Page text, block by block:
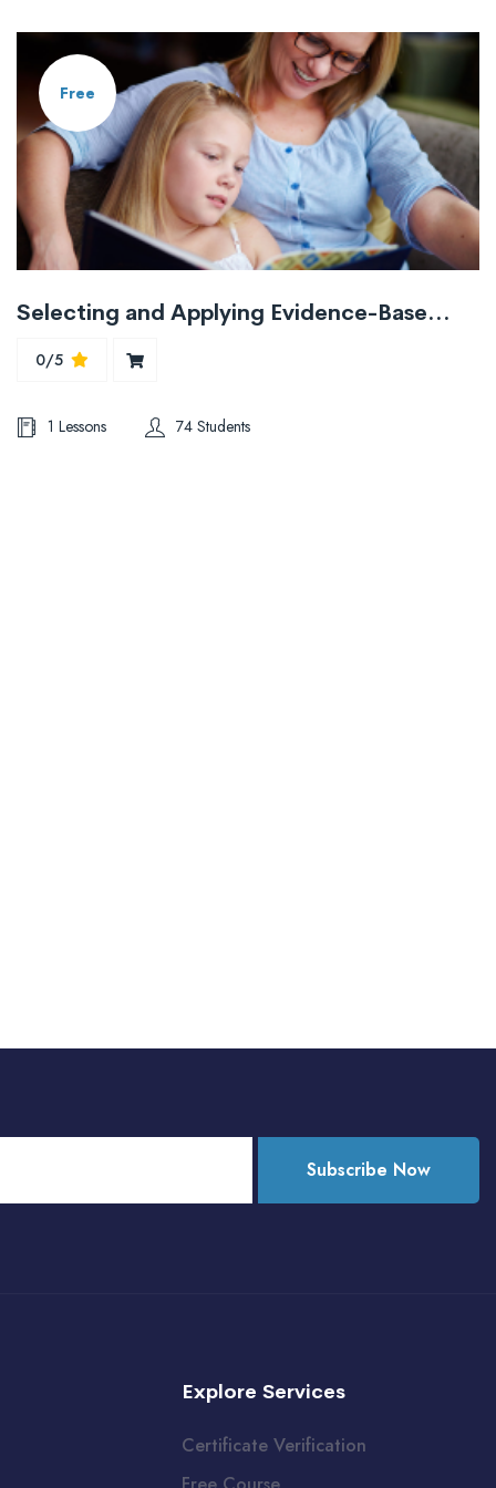
Free
Selecting and Applying Evidence-Based Applications For Students with Autism Spectrum Disorder
0/5
1 Lessons 74 Students
Subscribe Now
Explore Services
Certificate Verification